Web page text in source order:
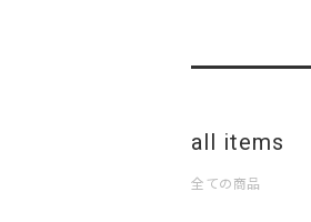
all items
全ての商品